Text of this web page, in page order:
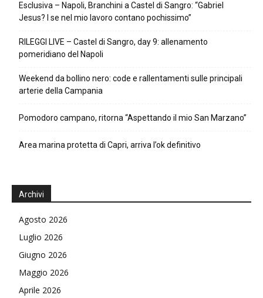
Esclusiva – Napoli, Branchini a Castel di Sangro: “Gabriel
Jesus? I se nel mio lavoro contano pochissimo”
RILEGGI LIVE – Castel di Sangro, day 9: allenamento
pomeridiano del Napoli
Weekend da bollino nero: code e rallentamenti sulle principali
arterie della Campania
Pomodoro campano, ritorna “Aspettando il mio San Marzano”
Area marina protetta di Capri, arriva l’ok definitivo
Archivi
Agosto 2026
Luglio 2026
Giugno 2026
Maggio 2026
Aprile 2026